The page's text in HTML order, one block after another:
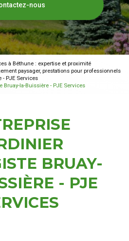
nous
à Béthune : expertise et proximité
paysager, prestations pour professionnels
- PJE Services
Bruay-la-Buissière - PJE Services
BRUAY-
- PJE